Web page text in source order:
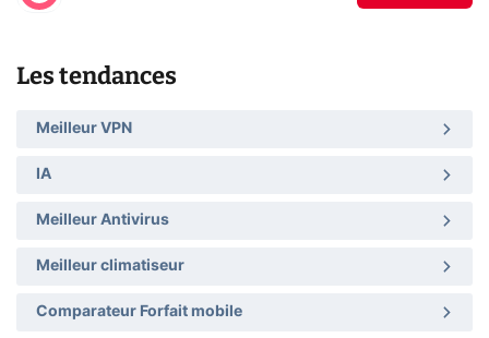
Les tendances
Meilleur VPN
IA
Meilleur Antivirus
Meilleur climatiseur
Comparateur Forfait mobile